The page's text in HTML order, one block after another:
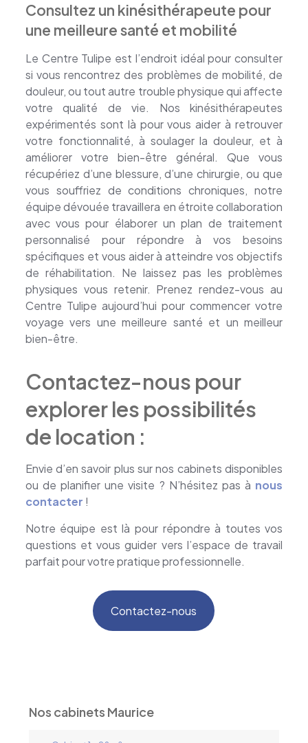
Consultez un kinésithérapeute pour
une meilleure santé et mobilité
Le Centre Tulipe est l’endroit idéal pour consulter
si vous rencontrez des problèmes de mobilité, de
douleur, ou tout autre trouble physique qui affecte
votre qualité de vie. Nos kinésithérapeutes
expérimentés sont là pour vous aider à retrouver
votre fonctionnalité, à soulager la douleur, et à
améliorer votre bien-être général. Que vous
récupériez d’une blessure, d’une chirurgie, ou que
vous souffriez de conditions chroniques, notre
équipe dévouée travaillera en étroite collaboration
avec vous pour élaborer un plan de traitement
personnalisé pour répondre à vos besoins
spécifiques et vous aider à atteindre vos objectifs
de réhabilitation. Ne laissez pas les problèmes
physiques vous retenir. Prenez rendez-vous au
Centre Tulipe aujourd’hui pour commencer votre
voyage vers une meilleure santé et un meilleur
bien-être.
Contactez-nous pour
explorer les possibilités
de location :
Envie d’en savoir plus sur nos cabinets disponibles
ou de planifier une visite ? N’hésitez pas à nous
contacter !
Notre équipe est là pour répondre à toutes vos
questions et vous guider vers l’espace de travail
parfait pour votre pratique professionnelle.
Contactez-nous
Nos cabinets Maurice